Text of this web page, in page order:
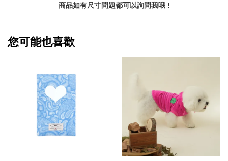
商品如有尺寸問題都可以詢問我哦 !
您可能也喜歡